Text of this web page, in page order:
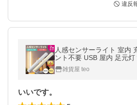
違反
人感センサーライト 室内
ント不要 USB 屋内 足元灯
イト 玄関 クローゼット 照
磁石 爆買
雑貨屋 teo
いいです。